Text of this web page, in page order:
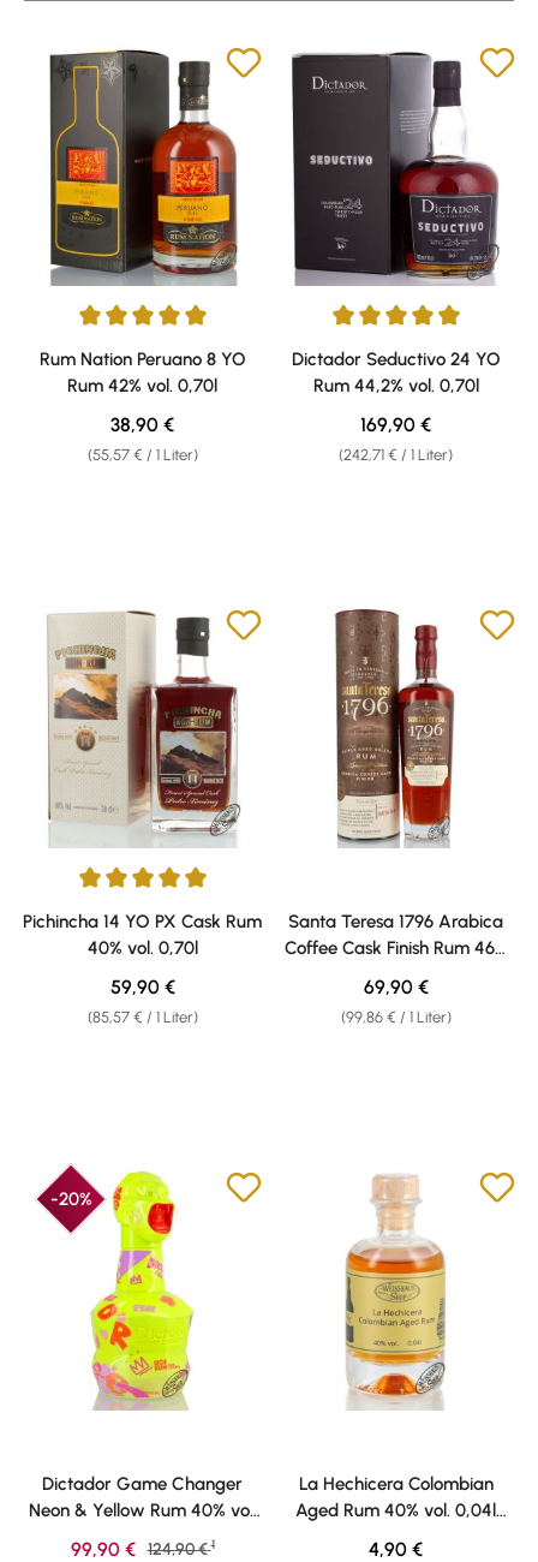
Durchschnittliche Bewertung von 5 von 5 Sternen
Rum Nation Peruano 8 YO
Rum 42% vol. 0,70l
(55,57 € / 1 Liter)
Regulärer Preis:
38,90 €
Durchschnittliche Bewertung
Dictador Seductivo 24 YO
Rum 44,2% vol. 0,70l
(242,71 € / 1 Liter)
Regulärer Preis:
169,90 €
Durchschnittliche Bewertung von 5 von 5 Sternen
Pichincha 14 YO PX Cask Rum
40% vol. 0,70l
(85,57 € / 1 Liter)
Regulärer Preis:
59,90 €
Santa Teresa 1796 Arabica
Coffee Cask Finish Rum 46%
vol. 0,70l
(99,86 € / 1 Liter)
Regulärer Preis:
69,90 €
-20%
Dictador Game Changer
Neon & Yellow Rum 40% vol.
0,70lVerkaufspreis:
99,90 € Regulärer Preis:
124,90 € 1
La Hechicera Colombian
Aged Rum 40% vol. 0,04l
Weisshaus Sample
Regulärer Preis:
4,90 €